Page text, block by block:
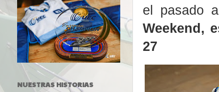
el pasado
Weekend,
27
NUESTRAS HISTORIAS